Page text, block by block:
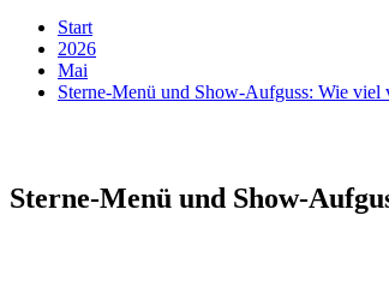
Start
2026
Mai
Sterne-Menü und Show-Aufguss: Wie viel
Sterne-Menü und Show-